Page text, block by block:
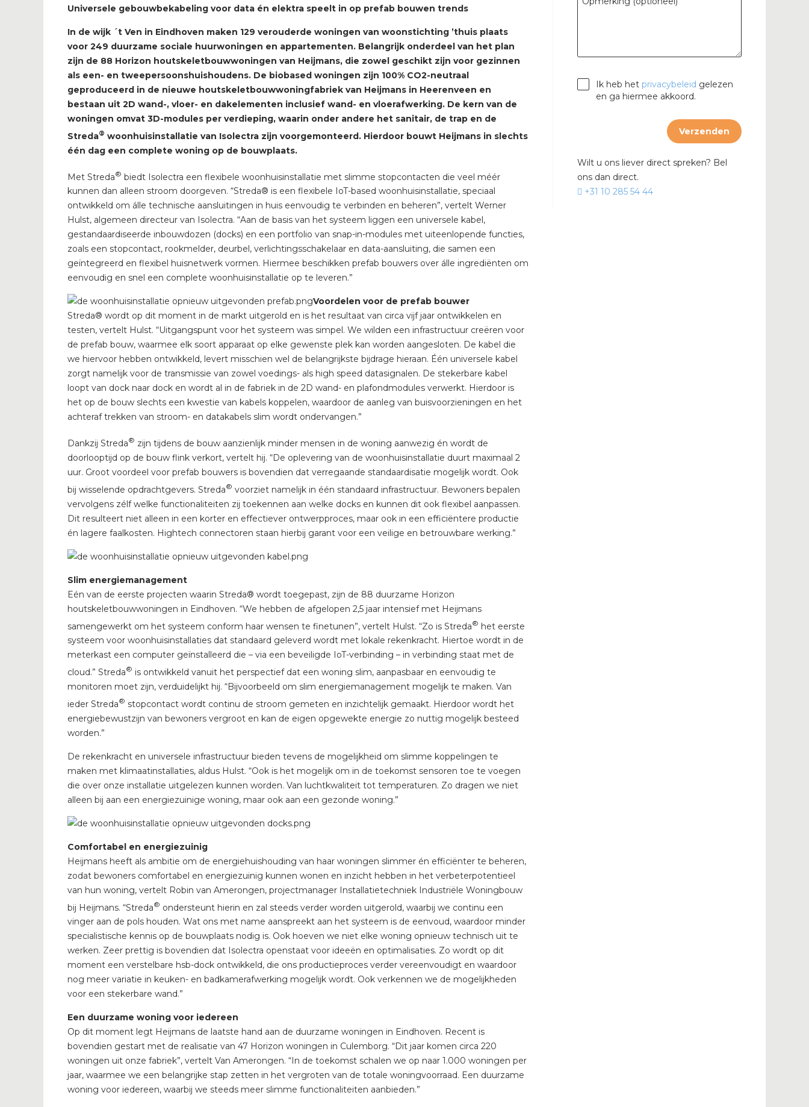
Universele gebouwbekabeling voor data én elektra speelt in op prefab bouwen trends
In de wijk ´t Ven in Eindhoven maken 129 verouderde woningen van woonstichting ’thuis plaats
voor 249 duurzame sociale huurwoningen en appartementen. Belangrijk onderdeel van het plan
zijn de 88 Horizon houtskeletbouwwoningen van Heijmans, die zowel geschikt zijn voor gezinnen
als een- en tweepersoonshuishoudens. De biobased woningen zijn 100% CO2-neutraal
geproduceerd in de nieuwe houtskeletbouwwoningfabriek van Heijmans in Heerenveen en
bestaan uit 2D wand-, vloer- en dakelementen inclusief wand- en vloerafwerking. De kern van de
woningen omvat 3D-modules per verdieping, waarin onder andere het sanitair, de trap en de
Streda® woonhuisinstallatie van Isolectra zijn voorgemonteerd. Hierdoor bouwt Heijmans in slechts
één dag een complete woning op de bouwplaats.
Met Streda® biedt Isolectra een flexibele woonhuisinstallatie met slimme stopcontacten die veel méér
kunnen dan alleen stroom doorgeven. “Streda® is een flexibele IoT-based woonhuisinstallatie, speciaal
ontwikkeld om álle technische aansluitingen in huis eenvoudig te verbinden en beheren”, vertelt Werner
Hulst, algemeen directeur van Isolectra. “Aan de basis van het systeem liggen een universele kabel,
gestandaardiseerde inbouwdozen (docks) en een portfolio van snap-in-modules met uiteenlopende functies,
zoals een stopcontact, rookmelder, deurbel, verlichtingsschakelaar en data-aansluiting, die samen een
geïntegreerd en flexibel huisnetwerk vormen. Hiermee beschikken prefab bouwers over álle ingrediënten om
eenvoudig en snel een complete woonhuisinstallatie op te leveren.”
Voordelen voor de prefab bouwer
Streda® wordt op dit moment in de markt uitgerold en is het resultaat van circa vijf jaar ontwikkelen en
testen, vertelt Hulst. “Uitgangspunt voor het systeem was simpel. We wilden een infrastructuur creëren voor
de prefab bouw, waarmee elk soort apparaat op elke gewenste plek kan worden aangesloten. De kabel die
we hiervoor hebben ontwikkeld, levert misschien wel de belangrijkste bijdrage hieraan. Één universele kabel
zorgt namelijk voor de transmissie van zowel voedings- als high speed datasignalen. De stekerbare kabel
loopt van dock naar dock en wordt al in de fabriek in de 2D wand- en plafondmodules verwerkt. Hierdoor is
het op de bouw slechts een kwestie van kabels koppelen, waardoor de aanleg van buisvoorzieningen en het
achteraf trekken van stroom- en datakabels slim wordt ondervangen.”
Dankzij Streda® zijn tijdens de bouw aanzienlijk minder mensen in de woning aanwezig én wordt de
doorlooptijd op de bouw flink verkort, vertelt hij. “De oplevering van de woonhuisinstallatie duurt maximaal 2
uur. Groot voordeel voor prefab bouwers is bovendien dat verregaande standaardisatie mogelijk wordt. Ook
bij wisselende opdrachtgevers. Streda® voorziet namelijk in één standaard infrastructuur. Bewoners bepalen
vervolgens zélf welke functionaliteiten zij toekennen aan welke docks en kunnen dit ook flexibel aanpassen.
Dit resulteert niet alleen in een korter en effectiever ontwerpproces, maar ook in een efficiëntere productie
én lagere faalkosten. Hightech connectoren staan hierbij garant voor een veilige en betrouwbare werking.”
Slim energiemanagement
Eén van de eerste projecten waarin Streda® wordt toegepast, zijn de 88 duurzame Horizon
houtskeletbouwwoningen in Eindhoven. “We hebben de afgelopen 2,5 jaar intensief met Heijmans
samengewerkt om het systeem conform haar wensen te finetunen”, vertelt Hulst. “Zo is Streda® het eerste
systeem voor woonhuisinstallaties dat standaard geleverd wordt met lokale rekenkracht. Hiertoe wordt in de
meterkast een computer geïnstalleerd die – via een beveiligde IoT-verbinding – in verbinding staat met de
cloud.” Streda® is ontwikkeld vanuit het perspectief dat een woning slim, aanpasbaar en eenvoudig te
monitoren moet zijn, verduidelijkt hij. “Bijvoorbeeld om slim energiemanagement mogelijk te maken. Van
ieder Streda® stopcontact wordt continu de stroom gemeten en inzichtelijk gemaakt. Hierdoor wordt het
energiebewustzijn van bewoners vergroot en kan de eigen opgewekte energie zo nuttig mogelijk besteed
worden.”
De rekenkracht en universele infrastructuur bieden tevens de mogelijkheid om slimme koppelingen te
maken met klimaatinstallaties, aldus Hulst. “Ook is het mogelijk om in de toekomst sensoren toe te voegen
die over onze installatie uitgelezen kunnen worden. Van luchtkwaliteit tot temperaturen. Zo dragen we niet
alleen bij aan een energiezuinige woning, maar ook aan een gezonde woning.”
Comfortabel en energiezuinig
Heijmans heeft als ambitie om de energiehuishouding van haar woningen slimmer én efficiënter te beheren,
zodat bewoners comfortabel en energiezuinig kunnen wonen en inzicht hebben in het verbeterpotentieel
van hun woning, vertelt Robin van Amerongen, projectmanager Installatietechniek Industriële Woningbouw
bij Heijmans. “Streda® ondersteunt hierin en zal steeds verder worden uitgerold, waarbij we continu een
vinger aan de pols houden. Wat ons met name aanspreekt aan het systeem is de eenvoud, waardoor minder
specialistische kennis op de bouwplaats nodig is. Ook hoeven we niet elke woning opnieuw technisch uit te
werken. Zeer prettig is bovendien dat Isolectra openstaat voor ideeën en optimalisaties. Zo wordt op dit
moment een verstelbare hsb-dock ontwikkeld, die ons productieproces verder vereenvoudigt en waardoor
nog meer variatie in keuken- en badkamerafwerking mogelijk wordt. Ook verkennen we de mogelijkheden
voor een stekerbare wand.”
Een duurzame woning voor iedereen
Op dit moment legt Heijmans de laatste hand aan de duurzame woningen in Eindhoven. Recent is
bovendien gestart met de realisatie van 47 Horizon woningen in Culemborg. “Dit jaar komen circa 220
woningen uit onze fabriek”, vertelt Van Amerongen. “In de toekomst schalen we op naar 1.000 woningen per
jaar, waarmee we een belangrijke stap zetten in het vergroten van de totale woningvoorraad. Een duurzame
woning voor iedereen, waarbij we steeds meer slimme functionaliteiten aanbieden.”
Ik heb het privacybeleid gelezen
en ga hiermee akkoord.
Verzenden
Wilt u ons liever direct spreken? Bel
ons dan direct.
+31 10 285 54 44
tuinbouw
Wieland stekerbare vlakkabel
Wieland
Wieland GST®
Wieland RST®